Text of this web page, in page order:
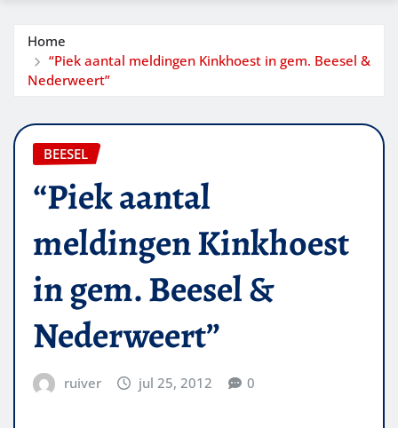
Home
“Piek aantal meldingen Kinkhoest in gem. Beesel &
Nederweert”
BEESEL
“Piek aantal
meldingen Kinkhoest
in gem. Beesel &
Nederweert”
ruiver jul 25, 2012 0